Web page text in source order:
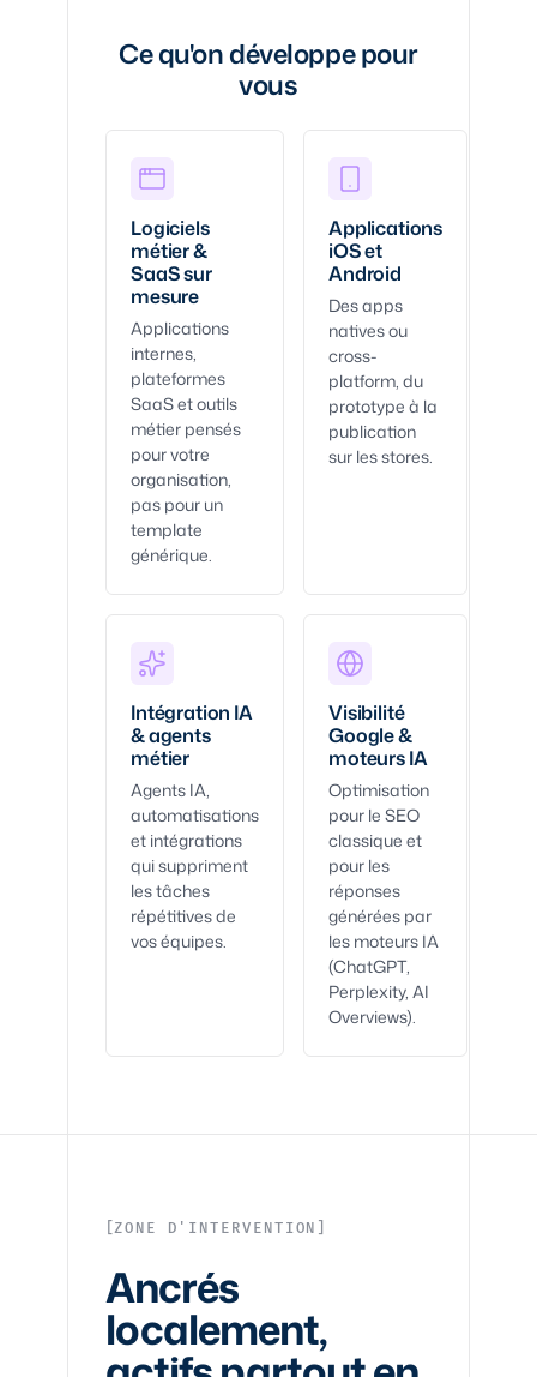
Ce qu'on développe pour
vous
Logiciels
métier &
SaaS sur
mesure
Applications
internes,
plateformes
SaaS et outils
métier pensés
pour votre
organisation,
pas pour un
template
générique.
Applications
iOS et
Android
Des apps
natives ou
cross-
platform, du
prototype à la
publication
sur les stores.
Intégration IA
& agents
métier
Agents IA,
automatisations
et intégrations
qui suppriment
les tâches
répétitives de
vos équipes.
Visibilité
Google &
moteurs IA
Optimisation
pour le SEO
classique et
pour les
réponses
générées par
les moteurs IA
(ChatGPT,
Perplexity, AI
Overviews).
ZONE D'INTERVENTION
Ancrés
localement,